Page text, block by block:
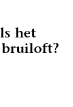
het
bruiloft?